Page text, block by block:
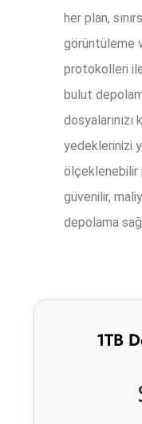
her plan,
görüntüleme
protokolleri
bulut
yedeklerinizi
ölçeklenebilir
güvenilir,
depolama
1TB